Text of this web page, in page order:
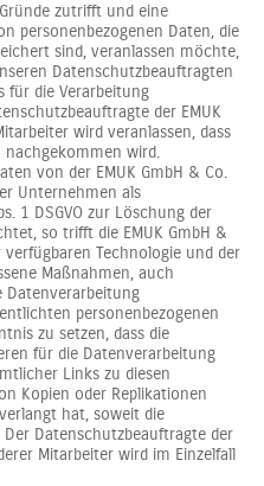
zutrifft und eine
personenbezogenen Daten, die
sind, veranlassen möchte,
Datenschutzbeauftragten
für die Verarbeitung
der EMUK
wird veranlassen, dass
nachgekommen wird.
von der EMUK GmbH & Co.
Unternehmen als
1 DSGVO zur Löschung der
so trifft die EMUK GmbH &
Technologie und der
Maßnahmen, auch
Datenverarbeitung
personenbezogenen
zu setzen, dass die
für die Datenverarbeitung
Links zu diesen
Kopien oder Replikationen
hat, soweit die
Datenschutzbeauftragte der
Mitarbeiter wird im Einzelfall